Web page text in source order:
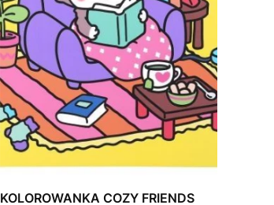
KOLOROWANKA COZY FRIENDS